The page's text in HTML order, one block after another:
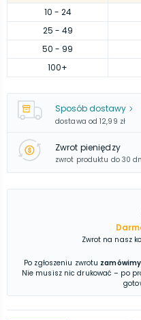
10 - 24
25 - 49
50 - 99
100+
Sposób dostawy
dostawa od 12,99 zł
Zwrot pieniędzy
zwrot produktu do 30
Zwrot na nasz
Po zgłoszeniu zwrotu
Nie musisz nic drukować – po